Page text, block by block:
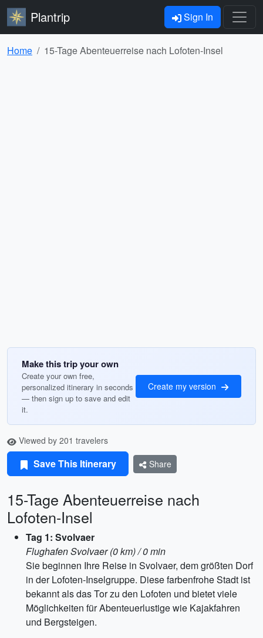
Plantrip Sign In
Home 15-Tage Abenteuerreise nach Lofoten-Insel
Make this trip your own
Create your own free,
personalized itinerary in seconds
— then sign up to save and edit
it.
Create my version
Viewed by 201 travelers
Save This Itinerary Share
15-Tage Abenteuerreise nach
Lofoten-Insel
Tag 1: Svolvaer
Flughafen Svolvaer (0 km) / 0 min
Sie beginnen Ihre Reise in Svolvaer, dem größten Dorf
in der Lofoten-Inselgruppe. Diese farbenfrohe Stadt ist
bekannt als das Tor zu den Lofoten und bietet viele
Möglichkeiten für Abenteuerlustige wie Kajakfahren
und Bergsteigen.